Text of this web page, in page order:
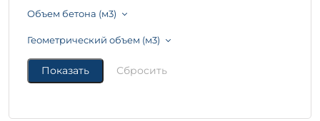
Объем бетона (м3)
Геометрический объем (м3)